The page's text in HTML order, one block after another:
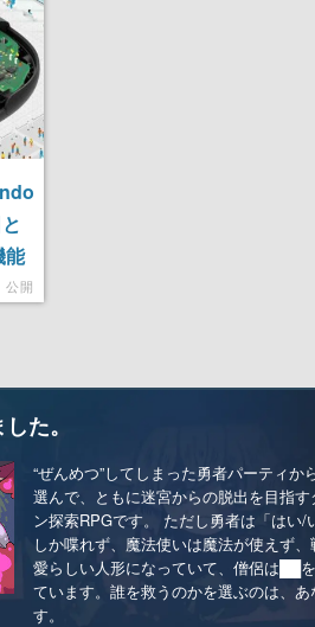
能
公開
た。
“ぜんめつ”してしまった勇者パーティか
選んで、ともに迷宮からの脱出を目指す
ン探索RPGです。 ただし勇者は「はい/
しか喋れず、魔法使いは魔法が使えず
愛らしい人形になっていて、僧侶は██
ています。誰を救うのかを選ぶのは、あ
す。